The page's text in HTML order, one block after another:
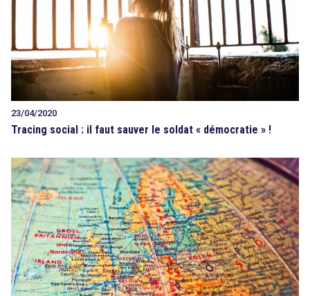
23/04/2020
Tracing social : il faut sauver le soldat « démocratie » !